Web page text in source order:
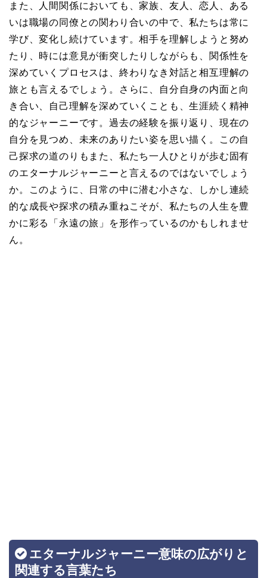
また、人間関係においても、家族、友人、恋人、ある
いは職場の同僚との関わり合いの中で、私たちは常に
学び、変化し続けています。相手を理解しようと努め
たり、時には意見が衝突したりしながらも、関係性を
深めていくプロセスは、終わりなき対話と相互理解の
旅とも言えるでしょう。さらに、自分自身の内面と向
き合い、自己理解を深めていくことも、生涯続く精神
的なジャーニーです。過去の経験を振り返り、現在の
自分を見つめ、未来のありたい姿を思い描く。この自
己探求の道のりもまた、私たち一人ひとりが歩む固有
のエターナルジャーニーと言えるのではないでしょう
か。このように、日常の中に潜む小さな、しかし連続
的な成長や探求の積み重ねこそが、私たちの人生を豊
かに彩る「永遠の旅」を形作っているのかもしれませ
ん。
エターナルジャーニー意味の広がりと
関連する言葉たち